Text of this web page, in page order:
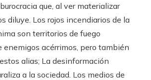
que, al ver materializar
diluye. Los rojos incendiarios de la
son territorios de fuego
enemigos acérrimos, pero también
alias; La desinformación
a la sociedad. Los medios de